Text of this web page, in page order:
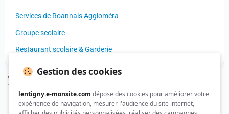
Services de Roannais Aggloméra
Groupe scolaire
Restaurant scolaire & Garderie
VIE DES QUARTIERS
Conseils de quartier
Gestion des cookies
lentigny.e-monsite.com dépose des cookies pour améliorer votre
expérience de navigation, mesurer l'audience du site internet,